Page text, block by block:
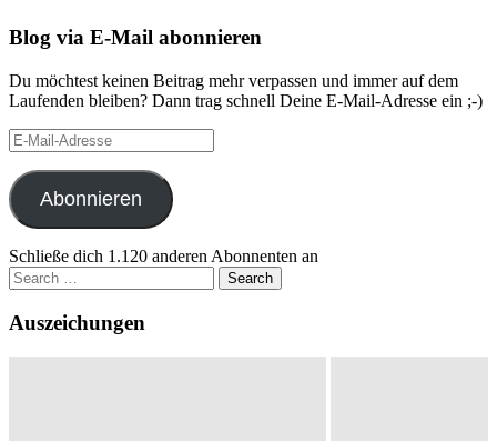
Blog via E-Mail abonnieren
Du möchtest keinen Beitrag mehr verpassen und immer auf dem
Laufenden bleiben? Dann trag schnell Deine E-Mail-Adresse ein ;-)
E-
Mail-
Adresse
Abonnieren
Schließe dich 1.120 anderen Abonnenten an
Search
for:
Auszeichungen